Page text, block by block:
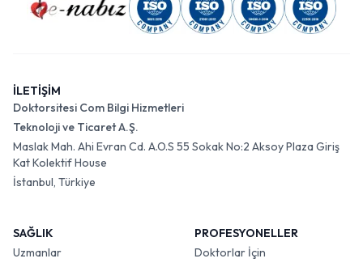
İLETİŞİM
Doktorsitesi Com Bilgi Hizmetleri
Teknoloji ve Ticaret A.Ş.
Maslak Mah. Ahi Evran Cd. A.O.S 55 Sokak No:2 Aksoy Plaza Giriş
Kat Kolektif House
İstanbul, Türkiye
SAĞLIK
Uzmanlar
PROFESYONELLER
Doktorlar İçin